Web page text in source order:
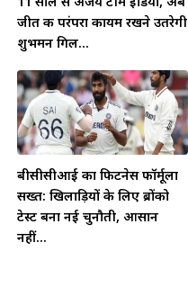
जीत की परंपरा कायम रखने उतरेगी
शुभमन गिल...
बीसीसीआई का फिटनेस फॉर्मूला
सख्त: खिलाड़ियों के लिए ब्रोंको
टेस्ट बना नई चुनौती, आसान
नहीं...